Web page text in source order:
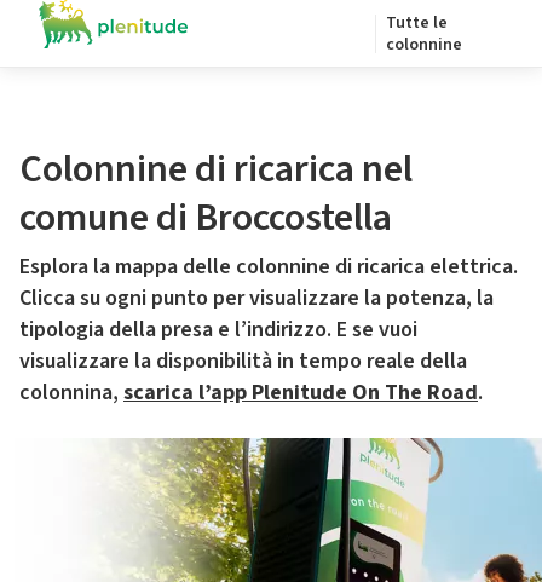
Tutte le
colonnine
Colonnine di ricarica nel
comune di Broccostella
Esplora la mappa delle colonnine di ricarica elettrica.
Clicca su ogni punto per visualizzare la potenza, la
tipologia della presa e l’indirizzo. E se vuoi
visualizzare la disponibilità in tempo reale della
colonnina, scarica l’app Plenitude On The Road.